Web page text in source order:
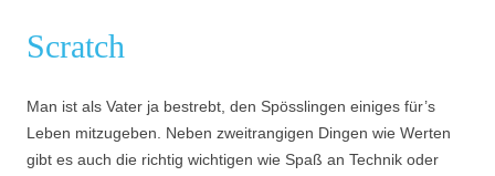
Scratch
Man ist als Vater ja bestrebt, den Spösslingen einiges für’s
Leben mitzugeben. Neben zweitrangigen Dingen wie Werten
gibt es auch die richtig wichtigen wie Spaß an Technik oder